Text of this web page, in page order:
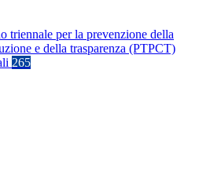
triennale per la prevenzione della
e della trasparenza (PTPCT)
265